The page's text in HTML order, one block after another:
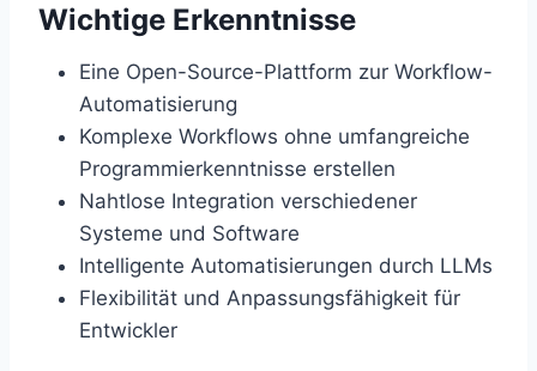
Wichtige Erkenntnisse
Eine Open-Source-Plattform zur Workflow-
Automatisierung
Komplexe Workflows ohne umfangreiche
Programmierkenntnisse erstellen
Nahtlose Integration verschiedener
Systeme und Software
Intelligente Automatisierungen durch LLMs
Flexibilität und Anpassungsfähigkeit für
Entwickler